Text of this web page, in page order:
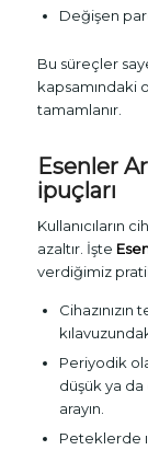
Değişen
Bu süreçler
kapsamındaki
tamamlanır.
Esenler
ipuçları
Kullanıcıların
azaltır. İşte
verdiğimiz
Periyodik
düşük ya da
arayın.
Peteklerde